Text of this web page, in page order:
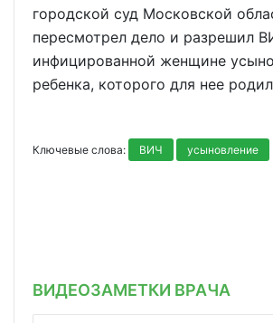
городской суд Московской
пересмотрел дело и разрешил
инфицированной женщине
ребенка, которого для нее
Ключевые слова: ВИЧ усыновление
ВИДЕОЗАМЕТКИ ВРАЧА